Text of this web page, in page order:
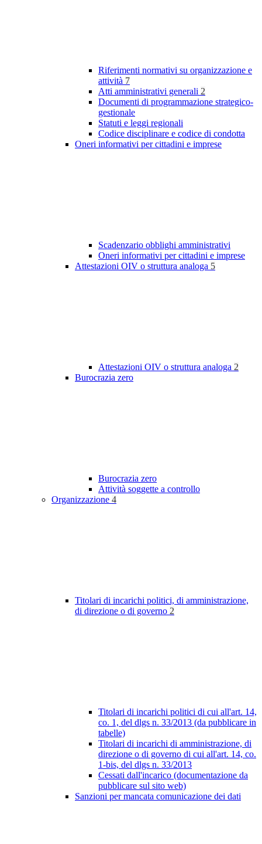
Riferimenti normativi su organizzazione e
attività 7
Atti amministrativi generali 2
Documenti di programmazione strategico-
gestionale
Statuti e leggi regionali
Codice disciplinare e codice di condotta
Oneri informativi per cittadini e imprese
Scadenzario obblighi amministrativi
Oneri informativi per cittadini e imprese
Attestazioni OIV o struttura analoga 5
Attestazioni OIV o struttura analoga 2
Burocrazia zero
Burocrazia zero
Attività soggette a controllo
Organizzazione 4
Titolari di incarichi politici, di amministrazione,
di direzione o di governo 2
Titolari di incarichi politici di cui all'art. 14,
co. 1, del dlgs n. 33/2013 (da pubblicare in
tabelle)
Titolari di incarichi di amministrazione, di
direzione o di governo di cui all'art. 14, co.
1-bis, del dlgs n. 33/2013
Cessati dall'incarico (documentazione da
pubblicare sul sito web)
Sanzioni per mancata comunicazione dei dati